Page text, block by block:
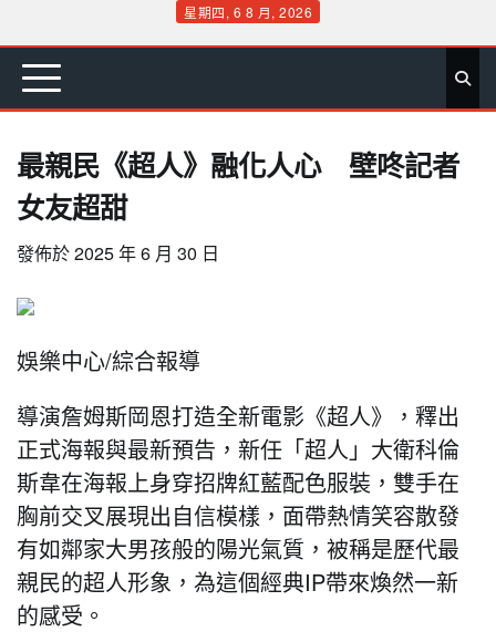
content
星期四, 6 8 月, 2026
首 要 娛 生 社 文 公 運 旅 政 地 專
最親民《超人》融化人心 壁咚記者
女友超甜
發佈於2025 年 6 月 30 日
娛樂中心/綜合報導
導演詹姆斯岡恩打造全新電影《超人》，釋出
正式海報與最新預告，新任「超人」大衛科倫
斯韋在海報上身穿招牌紅藍配色服裝，雙手在
胸前交叉展現出自信模樣，面帶熱情笑容散發
有如鄰家大男孩般的陽光氣質，被稱是歷代最
親民的超人形象，為這個經典IP帶來煥然一新
的感受。